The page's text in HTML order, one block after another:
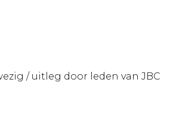
/ uitleg door leden van JBC